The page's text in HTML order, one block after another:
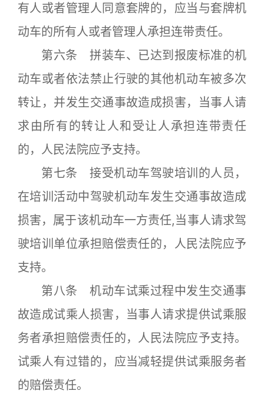
有人或者管理人同意套牌的，应当与套牌机
动车的所有人或者管理人承担连带责任。
第六条 拼装车、已达到报废标准的机
动车或者依法禁止行驶的其他机动车被多次
转让，并发生交通事故造成损害，当事人请
求由所有的转让人和受让人承担连带责任
的，人民法院应予支持。
第七条 接受机动车驾驶培训的人员，
在培训活动中驾驶机动车发生交通事故造成
损害，属于该机动车一方责任,当事人请求驾
驶培训单位承担赔偿责任的，人民法院应予
支持。
第八条 机动车试乘过程中发生交通事
故造成试乘人损害，当事人请求提供试乘服
务者承担赔偿责任的，人民法院应予支持。
试乘人有过错的，应当减轻提供试乘服务者
的赔偿责任。